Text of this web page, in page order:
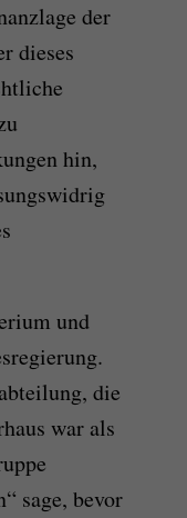
der
dieses
hin,
und
die
war als
sage, bevor